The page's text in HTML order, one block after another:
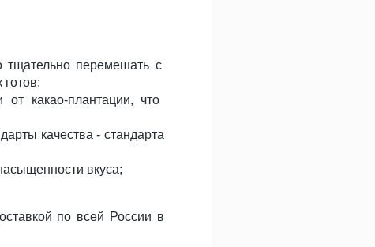
тщательно перемешать с
какао-плантации, что
качества - стандарта
вкуса;
по всей России в